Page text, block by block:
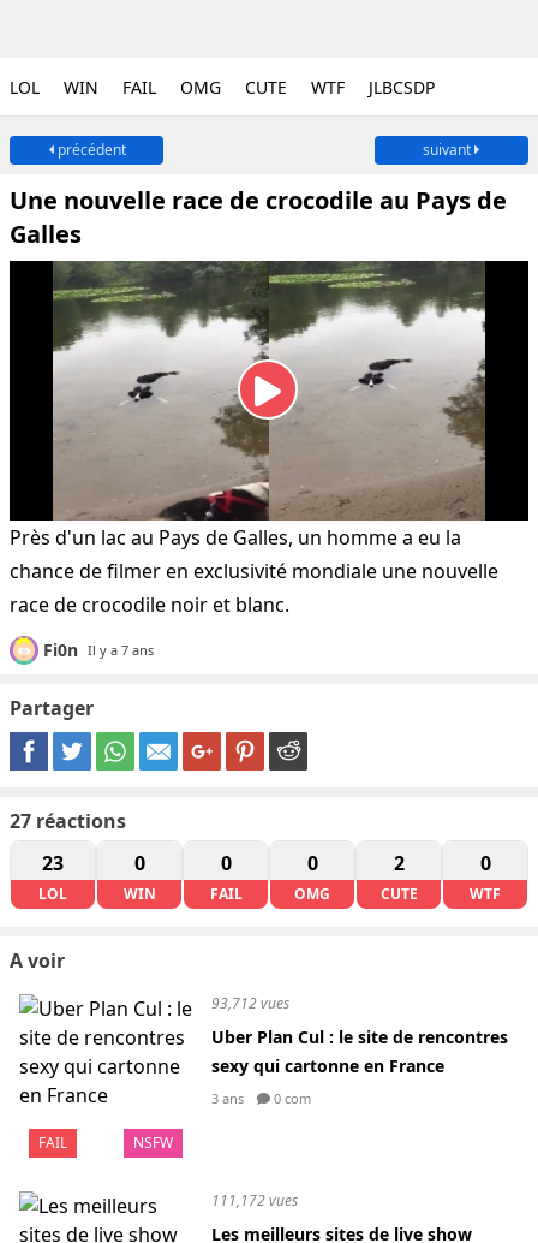
LOL WIN FAIL OMG CUTE WTF JLBCSDP
précédent suivant
Une nouvelle race de crocodile au Pays de
Galles
Près d'un lac au Pays de Galles, un homme a eu la
chance de filmer en exclusivité mondiale une nouvelle
race de crocodile noir et blanc.
Fi0n Il y a 7 ans
Partager
27 réactions
23
LOL
0
WIN
0
FAIL
0
OMG
2
CUTE
0
WTF
A voir
FAIL NSFW
93,712 vues
Uber Plan Cul : le site de rencontres
sexy qui cartonne en France
3 ans 0 com
111,172 vues
Les meilleurs sites de live show